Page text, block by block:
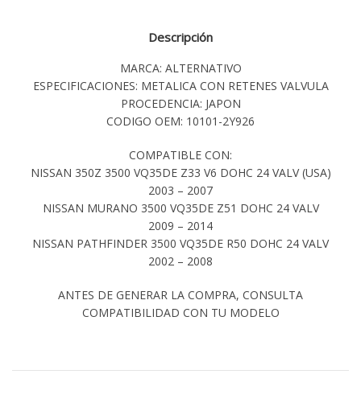
Descripción
MARCA: ALTERNATIVO
ESPECIFICACIONES: METALICA CON RETENES VALVULA
PROCEDENCIA: JAPON
CODIGO OEM: 10101-2Y926
COMPATIBLE CON:
NISSAN 350Z 3500 VQ35DE Z33 V6 DOHC 24 VALV (USA)
2003 – 2007
NISSAN MURANO 3500 VQ35DE Z51 DOHC 24 VALV
2009 – 2014
NISSAN PATHFINDER 3500 VQ35DE R50 DOHC 24 VALV
2002 – 2008
ANTES DE GENERAR LA COMPRA, CONSULTA
COMPATIBILIDAD CON TU MODELO